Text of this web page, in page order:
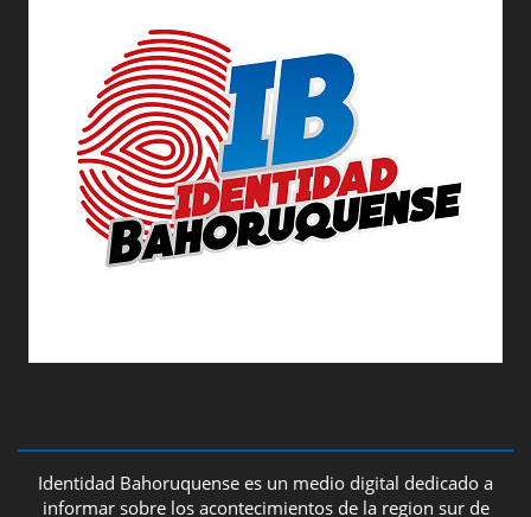
Identidad Bahoruquense es un medio digital dedicado a
informar sobre los acontecimientos de la region sur de